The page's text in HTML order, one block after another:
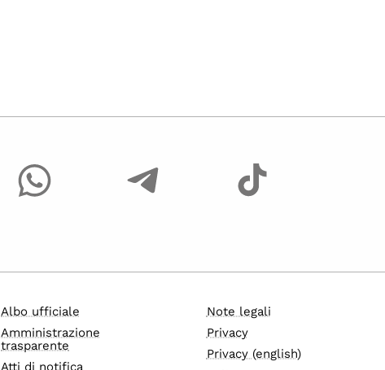
Albo ufficiale
Amministrazione
trasparente
Atti di notifica
Note legali
Privacy
Privacy (english)